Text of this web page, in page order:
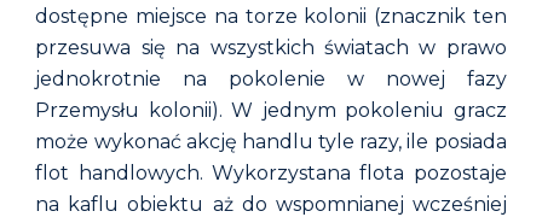
dostępne miejsce na torze kolonii (znacznik ten
przesuwa się na wszystkich światach w prawo
jednokrotnie na pokolenie w nowej fazy
Przemysłu kolonii). W jednym pokoleniu gracz
może wykonać akcję handlu tyle razy, ile posiada
flot handlowych. Wykorzystana flota pozostaje
na kaflu obiektu aż do wspomnianej wcześniej